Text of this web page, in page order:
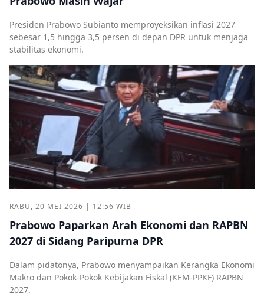
Presiden Prabowo Subianto memproyeksikan inflasi 2027
sebesar 1,5 hingga 3,5 persen di depan DPR untuk menjaga
stabilitas ekonomi.
RABU, 20 MEI 2026 | 12:56 WIB
Prabowo Paparkan Arah Ekonomi dan RAPBN
2027 di Sidang Paripurna DPR
Dalam pidatonya, Prabowo menyampaikan Kerangka Ekonomi
Makro dan Pokok-Pokok Kebijakan Fiskal (KEM-PPKF) RAPBN
2027.